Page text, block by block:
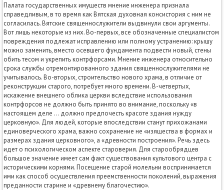
Палата государственных имуществ мнение инженера признала
справедливым, в то время как Вятская духовная консистория с ним не
согласилась. Вятские священнослужители выдвинули свои аргументы.
Вот лишь некоторые из них. Во-первых, все обозначенные специалистом
повреждения подлежат исправлению или полному устранению: крышу
можно заменить, вместо осевшего фундамента подвести новый, стены
обить тесом и укрепить контрфорсами. Мнение инженера относительно
срока службы отремонтированного здания священнослужителями не
учитывалось. Во-вторых, строительство нового храма, в отличие от
реконструкции старого, потребует много времени. В-четвертых,
искажение внешнего облика церкви вследствие использования
контрфорсов не должно быть принято во внимание, поскольку «в
настоящем деле ... должно предпочесть красоте здания нужду
церковную». Для людей, которые впоследствии станут прихожанами
единоверческого храма, важно сохранение не «изящества в формах и
размерах здания церковного», а «древности построения». Речь здесь
идет о психологическом аспекте староверия. Для старообрядцев
большое значение имеет сам факт существования культового центра с
историческими корнями. Посещение старой молельни воспринимается
ими как способ осуществления преемственности поколений, выражения
преданности старине и «древнему благочестию».